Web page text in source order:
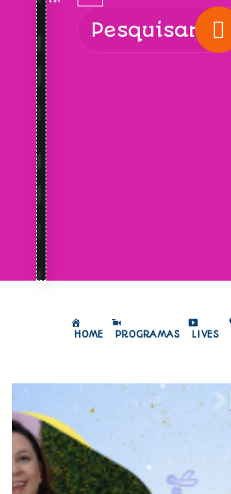
HOME PROGRAMAS LIVES